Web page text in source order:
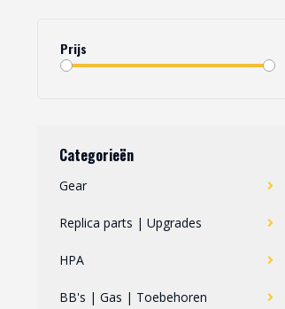
Prijs
Categorieën
Gear
Replica parts | Upgrades
HPA
BB's | Gas | Toebehoren